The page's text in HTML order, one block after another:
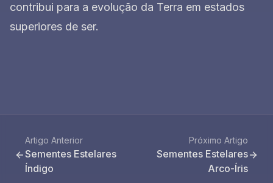
contribui para a evolução da Terra em estados
superiores de ser.
Artigo Anterior
Sementes Estelares
Índigo
Próximo Artigo
Sementes Estelares
Arco-Íris